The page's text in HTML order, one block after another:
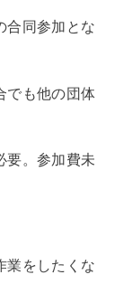
合同参加とな
でも他の団体
要。参加費未
業をしたくな